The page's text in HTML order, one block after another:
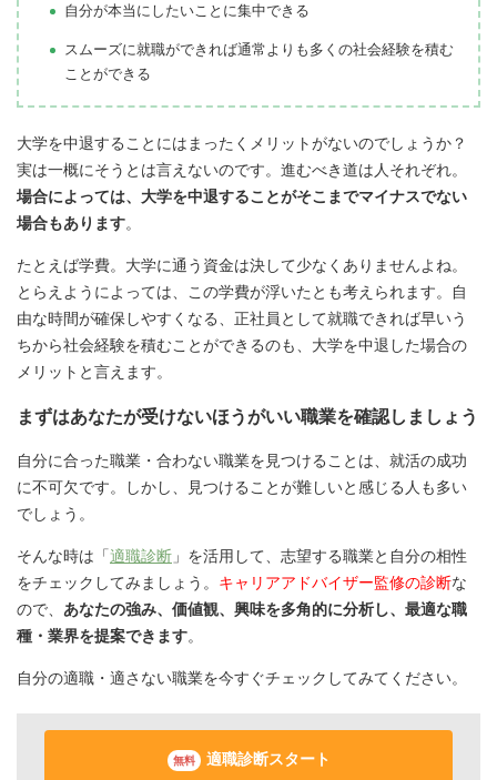
自分が本当にしたいことに集中できる
スムーズに就職ができれば通常よりも多くの社会経験を積む
ことができる
大学を中退することにはまったくメリットがないのでしょうか？
実は一概にそうとは言えないのです。進むべき道は人それぞれ。
場合によっては、大学を中退することがそこまでマイナスでない
場合もあります。
たとえば学費。大学に通う資金は決して少なくありませんよね。
とらえようによっては、この学費が浮いたとも考えられます。自
由な時間が確保しやすくなる、正社員として就職できれば早いう
ちから社会経験を積むことができるのも、大学を中退した場合の
メリットと言えます。
まずはあなたが受けないほうがいい職業を確認しましょう
自分に合った職業・合わない職業を見つけることは、就活の成功
に不可欠です。しかし、見つけることが難しいと感じる人も多い
でしょう。
そんな時は「適職診断 」を活用して、志望する職業と自分の相性
をチェックしてみましょう。 キャリアアドバイザー監修の診断な
ので、 あなたの強み、価値観、興味を多角的に分析し、最適な職
種・業界を提案できます。
自分の適職・適さない職業を今すぐチェックしてみてください。
無料 適職診断スタート